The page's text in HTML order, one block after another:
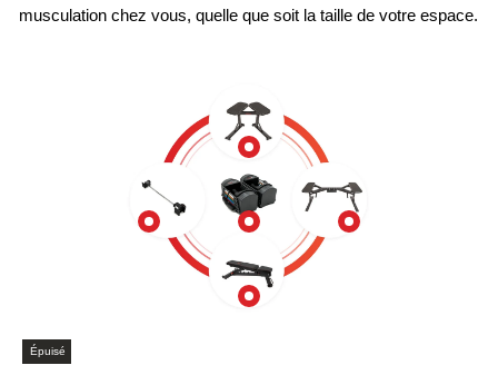
musculation chez vous, quelle que soit la taille de votre espace.
Épuisé